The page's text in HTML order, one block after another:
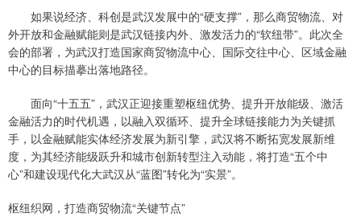
如果说经济、科创是武汉发展中的“硬支撑”，那么商贸物流、对
外开放和金融赋能则是武汉链接内外、激发活力的“软纽带”。此次全
会的部署，为武汉打造国家商贸物流中心、国际交往中心、区域金融
中心的目标描摹出落地路径。
面向“十五五”，武汉正迎接重塑枢纽优势、提升开放能级、激活
金融活力的时代机遇，以融入双循环、提升全球链接能力为关键抓
手，以金融赋能实体经济发展为新引擎，武汉将不断拓宽发展新维
度，为其经济能级跃升和城市创新转型注入动能，将打造“五个中
心”和建设现代化大武汉从“蓝图”转化为“实景”。
枢纽织网，打造商贸物流“关键节点”